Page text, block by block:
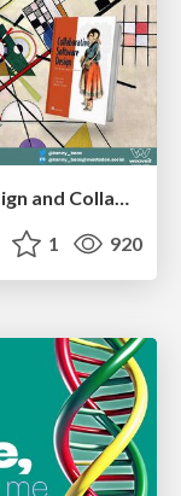
Introduction to Domain-Driven Design and Collaborative software design
1 920